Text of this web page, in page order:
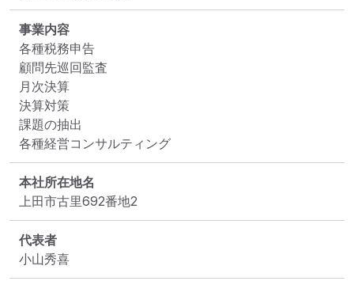
事業内容
各種税務申告
顧問先巡回監査
月次決算
決算対策
課題の抽出
各種経営コンサルティング
本社所在地名
上田市古里692番地2
代表者
小山秀喜